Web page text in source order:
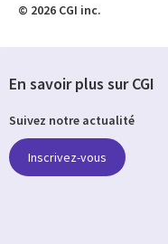
© 2026 CGI inc.
En savoir plus sur CGI
Suivez notre actualité
Inscrivez-vous